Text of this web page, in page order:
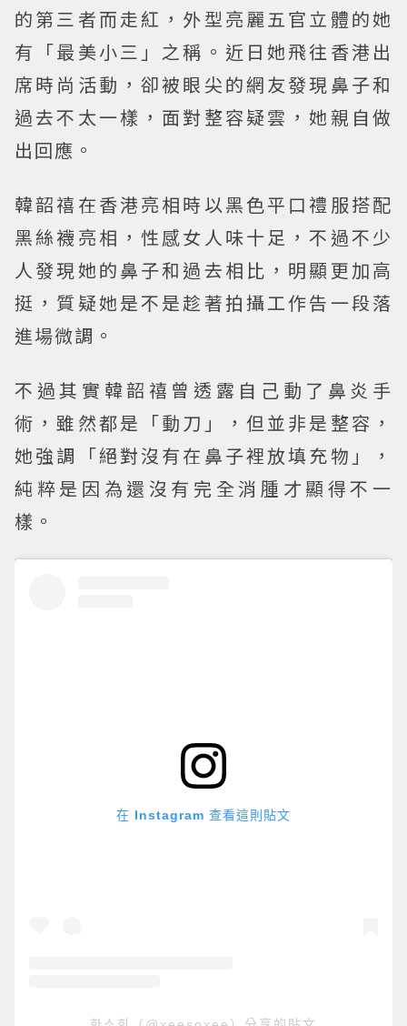
的第三者而走紅，外型亮麗五官立體的她
有「最美小三」之稱。近日她飛往香港出
席時尚活動，卻被眼尖的網友發現鼻子和
過去不太一樣，面對整容疑雲，她親自做
出回應。
韓韶禧在香港亮相時以黑色平口禮服搭配
黑絲襪亮相，性感女人味十足，不過不少
人發現她的鼻子和過去相比，明顯更加高
挺，質疑她是不是趁著拍攝工作告一段落
進場微調。
不過其實韓韶禧曾透露自己動了鼻炎手
術，雖然都是「動刀」，但並非是整容，
她強調「絕對沒有在鼻子裡放填充物」，
純粹是因為還沒有完全消腫才顯得不一
樣。
在 Instagram 查看這則貼文